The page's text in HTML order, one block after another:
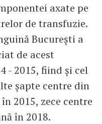
axate pe
de transfuzie.
București a
de acest
- 2015, fiind și cel
șapte centre din
2015, zece centre
în 2018.